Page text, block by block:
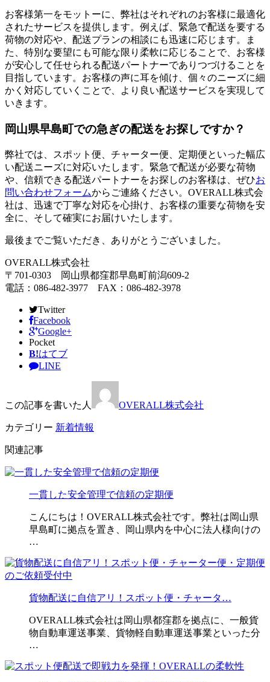
お客様第一をモットーに、弊社はそれぞれのお客様に最適化
されたサービスを提供します。例えば、緊急で配送を要する
荷物の対応や、配送プランの相談にも迅速に応じます。ま
た、特別な要望にも可能な限り柔軟に応じることで、お客様
が安心して任せられる配送パートナーでありつづけることを
目指しています。お客様の声に耳を傾け、個々のニーズに細
かく対応していくことで、より良い配送サービスを実現して
いきます。
岡山県早島町での急ぎの配送をお探しですか？
弊社では、スポット便、チャーター便、定期便といった幅広
い配送ニーズに対応いたします。緊急で配送が必要な荷物
や、信頼できる配送パートナーをお探しのお客様は、ぜひお
問い合わせフォームからご連絡ください。OVERALL株式会
社は、迅速で丁寧な対応を心掛け、お客様の重要な荷物を安
全に、そして確実にお届けいたします。
最後までご覧いただき、ありがとうございました。
OVERALL株式会社
〒701-0303 岡山県都窪郡早島町前潟609-2
電話：086-482-3977 FAX：086-482-3978
Twitter
Facebook
Google+
Pocket
B!はてブ
LINE
この記事を書いた人 OVERALL株式会社
カテゴリー 新着情報
関連記事
一貫した安全管理で信頼の定期便
こんにちは！OVERALL株式会社です。弊社は岡山県
早島町に拠点を置き、岡山県内を中心に法人様向けの
…
貨物配送に自信アリ！スポット便・チャータ…
OVERALL株式会社は岡山県都窪郡を拠点に、一般貨
物自動車運送事業、貨物軽自動車運送事業といった分
…